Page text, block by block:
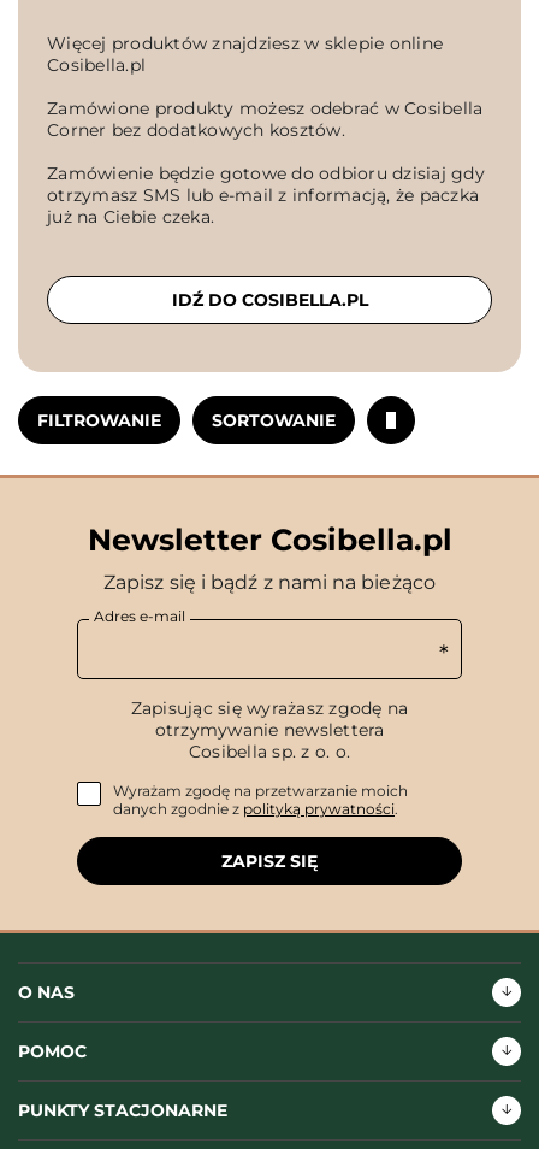
FILTROWANIE SORTOWANIE
Więcej produktów znajdziesz w sklepie online
Cosibella.pl
Zamówione produkty możesz odebrać w Cosibella
Corner bez dodatkowych kosztów.
Zamówienie będzie gotowe do odbioru dzisiaj gdy
otrzymasz SMS lub e-mail z informacją, że paczka
już na Ciebie czeka.
IDŹ DO COSIBELLA.PL
Newsletter Cosibella.pl
Zapisz się i bądź z nami na bieżąco
Adres e-mail
Zapisując się wyrażasz zgodę na
otrzymywanie newslettera
Cosibella sp. z o. o.
Wyrażam zgodę na przetwarzanie moich
danych zgodnie z polityką prywatności.
ZAPISZ SIĘ
O NAS
POMOC
PUNKTY STACJONARNE